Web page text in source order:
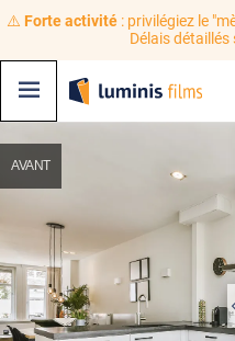
⚠️ Forte activité: privilégiez le
Délais
AVANT